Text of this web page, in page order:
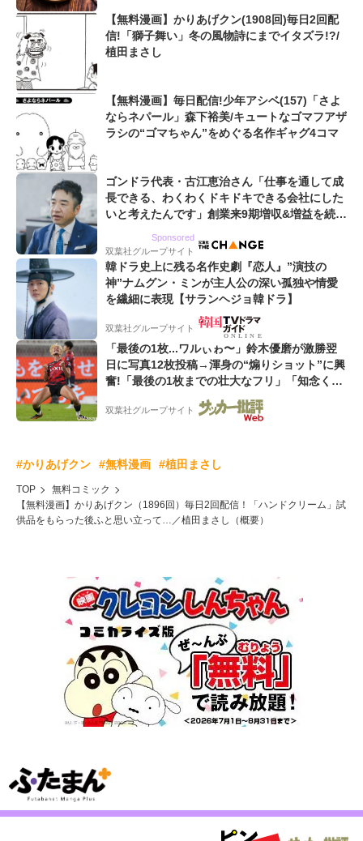
【無料漫画】かりあげクン(1908回)毎日2回配
信!「獅子舞い」冬の風物詩にまでイタズラ!?/
植田まさし
【無料漫画】毎日配信!少年アシベ(157)「さよ
ならネパール」森下裕美/キュートなゴマフアザ
ラシの“ゴマちゃん”をめぐる名作ギャグ4コマ
ゴンドラ代表・古江恵治さん「仕事を通して成
長できる、わくわくドキドキできる会社にした
いと考えたんです」創業来9期増収&増益を続け
Sponsored
双葉社グループサイト
韓ドラ史上に残る名作史劇『恋人』”演技の
神”ナムグン・ミンが主人公の深い孤独や情愛
を繊細に表現【サランヘジョ韓ドラ】
双葉社グループサイト
「最後の1枚...ワルぃゎ〜」鈴木優磨が激勝翌
日に写真12枚投稿→渾身の“煽りショット”に興
奮!「最後の1枚までの壮大なフリ」「知念くん
のことどんだけ好きなんよw」
双葉社グループサイト
#かりあげクン #無料漫画 #植田まさし
TOP
無料コミック
【無料漫画】かりあげクン（1896回）毎日2回配信！「ハンドクリーム」試
供品をもらった後ふと思い立って…／植田まさし（概要）